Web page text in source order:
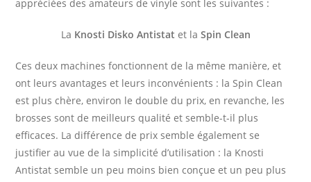
appréciées des amateurs de vinyle sont les suivantes :
La Knosti Disko Antistat et la Spin Clean
Ces deux machines fonctionnent de la même manière, et
ont leurs avantages et leurs inconvénients : la Spin Clean
est plus chère, environ le double du prix, en revanche, les
brosses sont de meilleurs qualité et semble-t-il plus
efficaces. La différence de prix semble également se
justifier au vue de la simplicité d’utilisation : la Knosti
Antistat semble un peu moins bien conçue et un peu plus